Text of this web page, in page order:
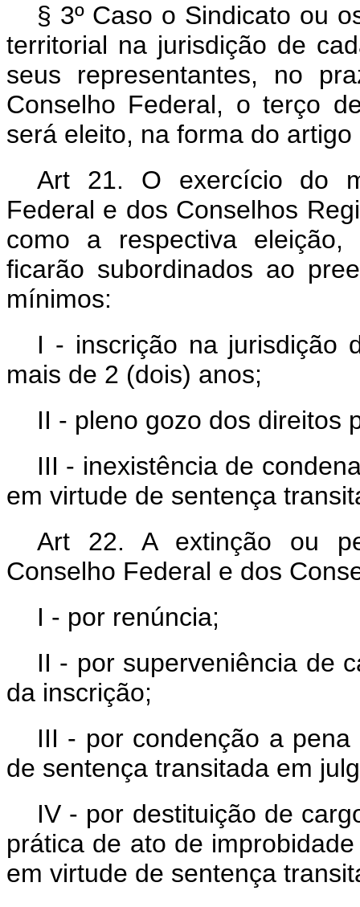
§ 3º Caso o Sindicato ou
territorial na jurisdição de
seus representantes, no
Conselho Federal, o terço
será eleito, na forma do artigo
Art 21. O exercício do
Federal e dos Conselhos
como a respectiva
ficarão subordinados ao
mínimos:
I - inscrição na jurisdição
mais de 2 (dois) anos;
II - pleno gozo dos direitos
III - inexistência de
em virtude de sentença
Art 22. A extinção ou
Conselho Federal e dos
I - por renúncia;
II - por superveniência de
da inscrição;
III - por condenção a
de sentença transitada em
IV - por destituição de
prática de ato de
em virtude de sentença